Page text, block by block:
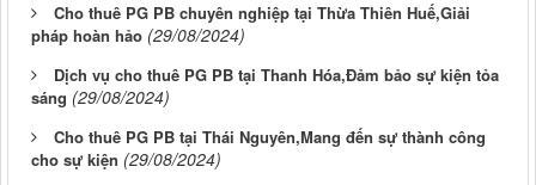
Cho thuê PG PB chuyên nghiệp tại Thừa Thiên Huế,Giải
pháp hoàn hảo (29/08/2024)
Dịch vụ cho thuê PG PB tại Thanh Hóa,Đảm bảo sự kiện tỏa
sáng (29/08/2024)
Cho thuê PG PB tại Thái Nguyên,Mang đến sự thành công
cho sự kiện (29/08/2024)